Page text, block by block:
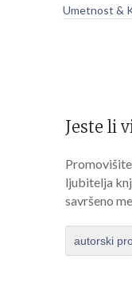
Umetnost &
Jeste li
ljubitelja
savršeno
autorski